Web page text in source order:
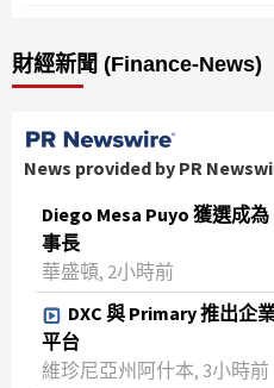
財經新聞 (Finance-News)
News provided by PR
Diego Mesa Puyo 獲選成
事長
華盛頓, 2小時前
DXC 與 Primary 推出企
平台
維珍尼亞州阿什本, 3小時前